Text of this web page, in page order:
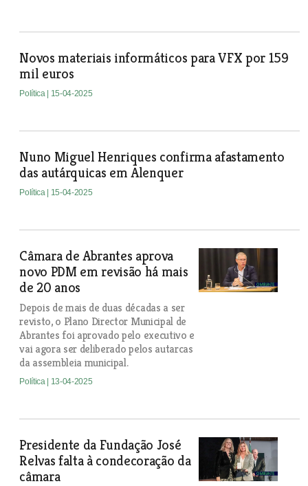
Novos materiais informáticos para VFX por 159
mil euros
Política | 15-04-2025
Nuno Miguel Henriques confirma afastamento
das autárquicas em Alenquer
Política | 15-04-2025
Câmara de Abrantes aprova
novo PDM em revisão há mais
de 20 anos
Depois de mais de duas décadas a ser
revisto, o Plano Director Municipal de
Abrantes foi aprovado pelo executivo e
vai agora ser deliberado pelos autarcas
da assembleia municipal.
Política | 13-04-2025
Presidente da Fundação José
Relvas falta à condecoração da
câmara